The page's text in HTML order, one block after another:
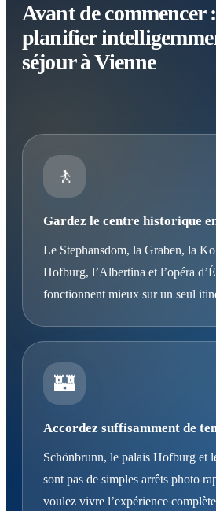
Avant de commencer
planifier
séjour à Vienne
🚶
Gardez le centre historique
Le Stephansdom, la Graben, la
Hofburg, l’Albertina et l’opéra
fonctionnent mieux sur un seul
🏰
Accordez suffisamment de
Schönbrunn, le palais Hofburg et
sont pas de simples arrêts photo
voulez vivre l’expérience